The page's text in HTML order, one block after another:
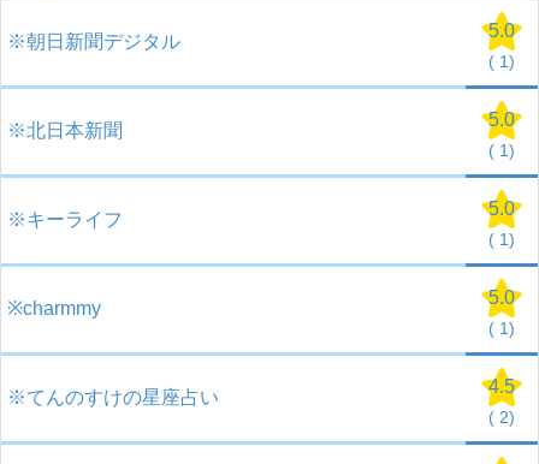
※朝日新聞デジタル
5.0
( 1)
※北日本新聞
5.0
( 1)
※キーライフ
5.0
( 1)
※charmmy
5.0
( 1)
※てんのすけの星座占い
4.5
( 2)